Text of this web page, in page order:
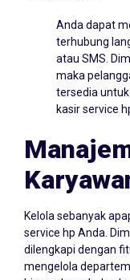
terhubung
atau SMS.
maka
tersedia
kasir service
service hp Anda.
dilengkapi dengan
mengelola
hingga knowledge